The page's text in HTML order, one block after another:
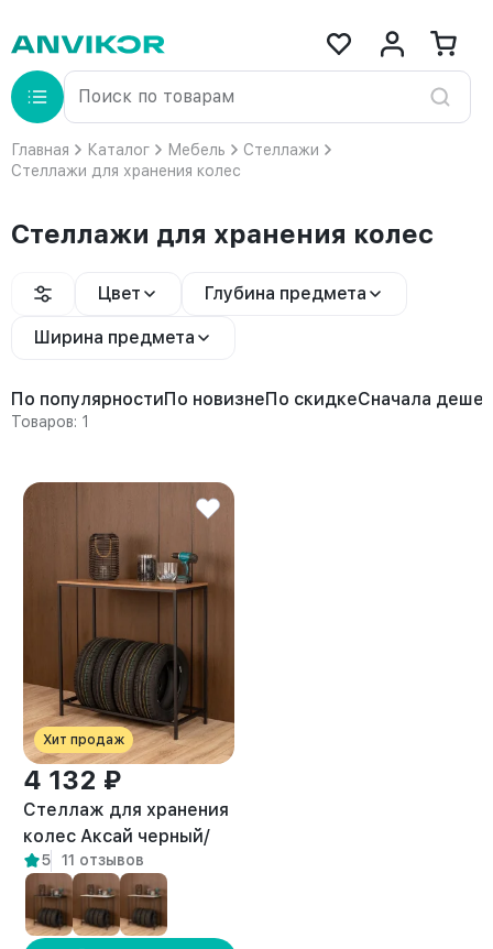
Главная Каталог Мебель
Стеллажи
Стеллажи для хранения колес
Стеллажи для хранения колес
Цвет Глубина предмета
Ширина предмета
По популярностиПо новизнеПо скидкеСначала
Товаров: 1
Хит продаж
4 132 ₽
Стеллаж для хранения
колес Аксай черный/
амаретто
5 11 отзывов